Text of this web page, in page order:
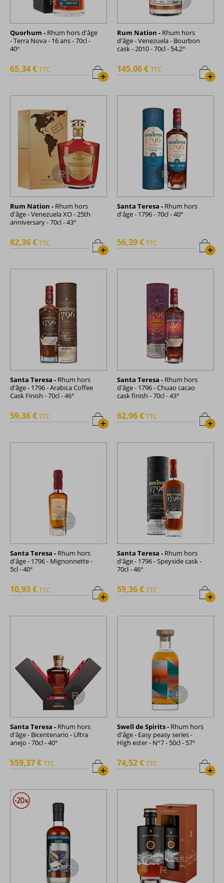
Quorhum - Rhum hors d'âge
- Terra Nova - 16 ans - 70cl -
40°
+
65,34 € TTC
Rum Nation - Rhum hors
d'âge - Venezuela - Bourbon
cask - 2010 - 70cl - 54,2°
+
145,06 € TTC
Rum Nation - Rhum hors
d'âge - Venezuela XO - 25th
anniversary - 70cl - 43°
+
82,36 € TTC
Santa Teresa - Rhum hors
d'âge - 1796 - 70cl - 40°
+
56,39 € TTC
Santa Teresa - Rhum hors
d'âge - 1796 - Arabica Coffee
Cask Finish - 70cl - 46°
+
59,36 € TTC
Santa Teresa - Rhum hors
d'âge - 1796 - Chuao cacao
cask finish - 70cl - 43°
+
62,96 € TTC
Santa Teresa - Rhum hors
d'âge - 1796 - Mignonnette -
5cl - 40°
+
10,93 € TTC
Santa Teresa - Rhum hors
d'âge - 1796 - Speyside cask -
70cl - 46°
+
59,36 € TTC
Santa Teresa - Rhum hors
d'âge - Bicentenario - Ultra
anejo - 70cl - 40°
+
559,37 € TTC
Swell de Spirits - Rhum hors
d'âge - Easy peasy series -
High ester - N°7 - 50cl - 57°
+
74,52 € TTC